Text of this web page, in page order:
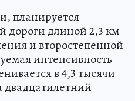
планируется
дороги длиной 2,3 км
и второстепенной
интенсивность
в 4,3 тысячи
двадцатилетний